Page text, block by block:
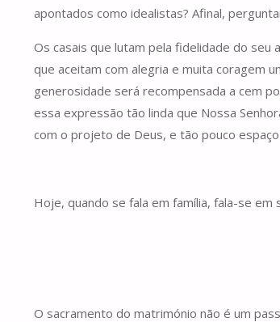
apontados como idealistas? Afinal,
Os casais que lutam pela fidelidade do seu
que aceitam com alegria e muita coragem
generosidade será recompensada a cem
essa expressão tão linda que Nossa
com o projeto de Deus, e tão pouco
Hoje, quando se fala em família, fala-se
O sacramento do matrimónio não é um